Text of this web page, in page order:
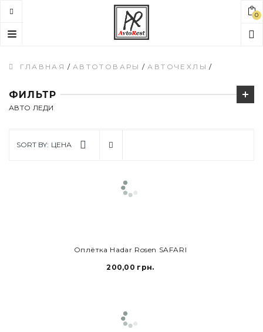
Toggle
0
ГЛАВНАЯ / АВТОТОВАРЫ / АВТОЧЕХЛЫ /
АВТО ЛЕДИ
ФИЛЬТР
SORT BY: ЦЕНА
В КОРЗИНУОплётка Hadar Rosen SAFARI
200,00 грн.